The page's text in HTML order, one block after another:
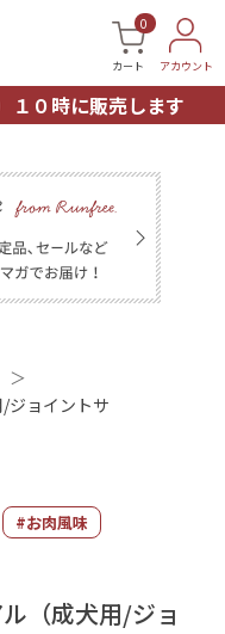
0
カート アカウント
１０時に販売します
＞
ジョイントサ
#お肉風味
（成犬用/ジョ